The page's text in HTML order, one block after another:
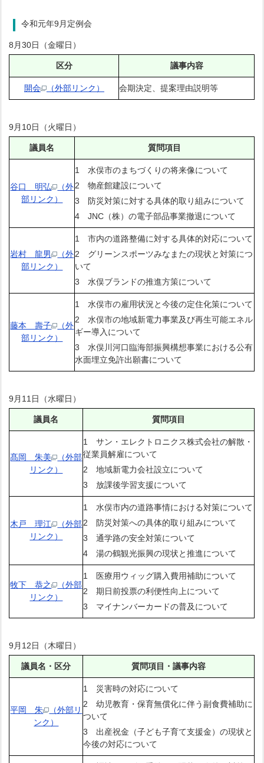
令和元年9月定例会
8月30日（金曜日）
区分 議事内容
開会 （外部リンク） 会期決定、提案理由説明等
9月10日（火曜日）
議員名 質問項目
谷口 明弘
（外
部リンク）
1 水俣市のまちづくりの将来像について
2 物産館建設について
3 防災対策に対する具体的取り組みについて
4 JNC（株）の電子部品事業撤退について
岩村 龍男
（外
部リンク）
1 市内の道路整備に対する具体的対応について
2 グリーンスポーツみなまたの現状と対策につ
いて
3 水俣ブランドの推進方策について
藤本 壽子
（外
部リンク）
1 水俣市の雇用状況と今後の定住化策について
2 水俣市の地域新電力事業及び再生可能エネル
ギー導入について
3 水俣川河口臨海部振興構想事業における公有
水面埋立免許出願書について
9月11日（水曜日）
議員名 質問項目
髙岡 朱美
（外部
リンク）
1 サン・エレクトロニクス株式会社の解散・
従業員解雇について
2 地域新電力会社設立について
3 放課後学習支援について
木戸 理江
（外部
リンク）
1 水俣市内の道路事情における対策について
2 防災対策への具体的取り組みについて
3 通学路の安全対策について
4 湯の鶴観光振興の現状と推進について
牧下 恭之
（外部
リンク）
1 医療用ウィッグ購入費用補助について
2 期日前投票の利便性向上について
3 マイナンバーカードの普及について
9月12日（木曜日）
議員名・区分 質問項目・議事内容
平岡 朱
（外部リ
ンク）
1 災害時の対応について
2 幼児教育・保育無償化に伴う副食費補助に
ついて
3 出産祝金（子ども子育て支援金）の現状と
今後の対応について